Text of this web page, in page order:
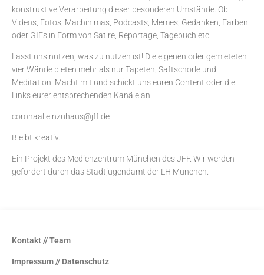
konstruktive Verarbeitung dieser besonderen Umstände. Ob
Videos, Fotos, Machinimas, Podcasts, Memes, Gedanken, Farben
oder GIFs in Form von Satire, Reportage, Tagebuch etc.
Lasst uns nutzen, was zu nutzen ist! Die eigenen oder gemieteten
vier Wände bieten mehr als nur Tapeten, Saftschorle und
Meditation. Macht mit und schickt uns euren Content oder die
Links eurer entsprechenden Kanäle an
coronaalleinzuhaus@jff.de
Bleibt kreativ.
Ein Projekt des Medienzentrum München des JFF. Wir werden
gefördert durch das Stadtjugendamt der LH München.
Kontakt // Team
Impressum // Datenschutz